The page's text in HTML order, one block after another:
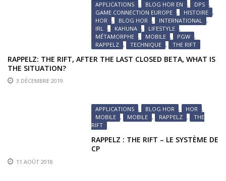
APPLICATIONS , BLOG HOR EN , DPS ,
GAME CONNECTION EUROPE , HISTOIRE ,
HOR , BLOG HOR , INTERNATIONAL ,
IRL , KAHUNA , LIFESTYLE ,
MÉTAMORPHE , MOBILE , PGW ,
RAPPELZ , TECHNIQUE , THE RIFT
RAPPELZ: THE RIFT, AFTER THE LAST CLOSED BETA, WHAT IS
THE SITUATION?
3 DÉCEMBRE 2019
APPLICATIONS , BLOG HOR , HOR ,
MOBILE , MOBILE , RAPPELZ ,
THE
RIFT
RAPPELZ : THE RIFT – LE SYSTÈME DE
CP
11 AOÛT 2018